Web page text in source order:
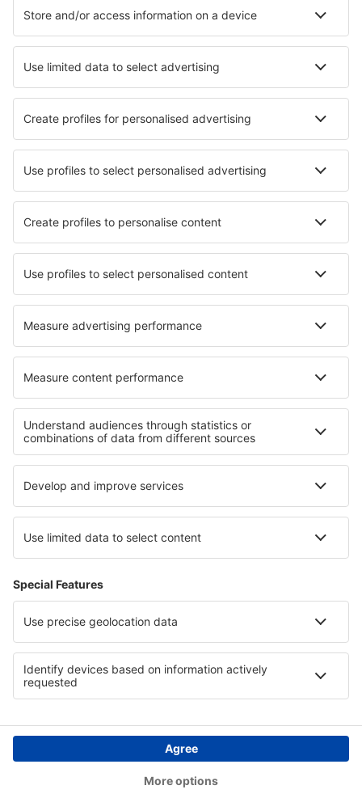
Hotely ve Starých Hamrech Hotely v Benecku
Hotely v Choceradech Hotely Nove Sedlo
Nejlepší hotely - města
Hotely in Weilburg Hotely in Hemmet
Hotely in Mulberry Hotely in St Raphael Hotely in Pieta
Hotely in Le Fontanil-Comillon Hotely in Allègre
Hotely Grimaldo
Nejlepší hotely - regiony
Hotely na Vysočině Hotely v Českém ráji
Hotely Jižních Čechach Hotely v Jesenících
Hotely v Máchovem kraji Hotely u Viktoriiných vodopádů
Hotely na Hvaru Hotely na pobřeží Jihočínského moře
Hotely in Mafikeng Game Reserve Hotely in Austrian Alps
Copyright © eSky.cz. Všechna práva vyhrazena.